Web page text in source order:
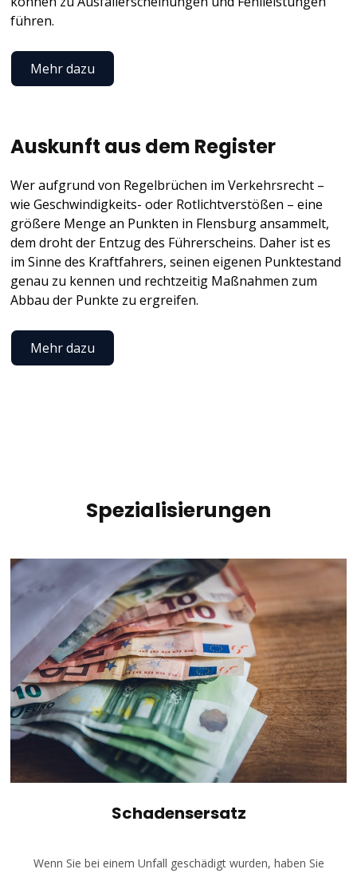
führen.
Mehr dazu
Auskunft aus dem Register
Wer aufgrund von Regelbrüchen im Verkehrsrecht –
wie Geschwindigkeits- oder Rotlichtverstößen – eine
größere Menge an Punkten in Flensburg ansammelt,
dem droht der Entzug des Führerscheins. Daher ist es
im Sinne des Kraftfahrers, seinen eigenen Punktestand
genau zu kennen und rechtzeitig Maßnahmen zum
Abbau der Punkte zu ergreifen.
Mehr dazu
Spezialisierungen
Schadensersatz
Wenn Sie bei einem Unfall geschädigt wurden, haben Sie